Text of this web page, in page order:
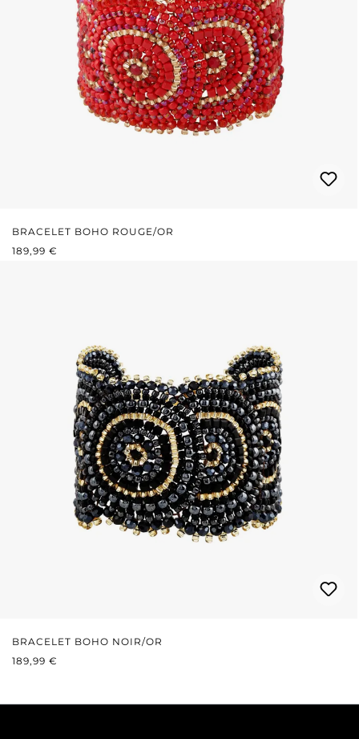
BRACELET BOHO ROUGE/OR
PRIX RÉGULIER :
189,99 €
BRACELET BOHO NOIR/OR
PRIX RÉGULIER :
189,99 €